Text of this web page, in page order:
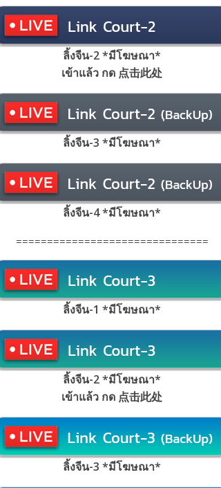
ลิ้งจีน-2 *มีโฆษณา*
เข้าแล้ว กด 点击此处
ลิ้งจีน-3 *มีโฆษณา*
ลิ้งจีน-4 *มีโฆษณา*
===============================
ลิ้งจีน-1 *มีโฆษณา*
ลิ้งจีน-2 *มีโฆษณา*
เข้าแล้ว กด 点击此处
ลิ้งจีน-3 *มีโฆษณา*